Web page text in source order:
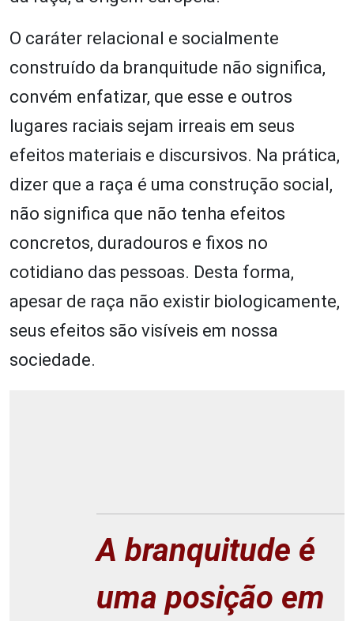
O caráter relacional e socialmente
construído da branquitude não significa,
convém enfatizar, que esse e outros
lugares raciais sejam irreais em seus
efeitos materiais e discursivos. Na prática,
dizer que a raça é uma construção social,
não significa que não tenha efeitos
concretos, duradouros e fixos no
cotidiano das pessoas. Desta forma,
apesar de raça não existir biologicamente,
seus efeitos são visíveis em nossa
sociedade.
A branquitude é
uma posição em